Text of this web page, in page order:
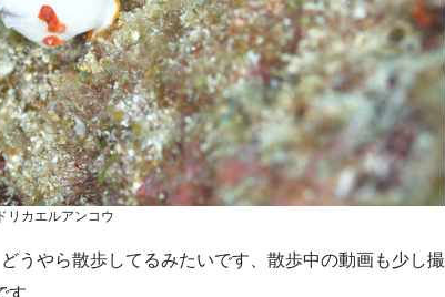
リカエルアンコウ
うやら散歩してるみたいです、散歩中の動画も少し撮
す